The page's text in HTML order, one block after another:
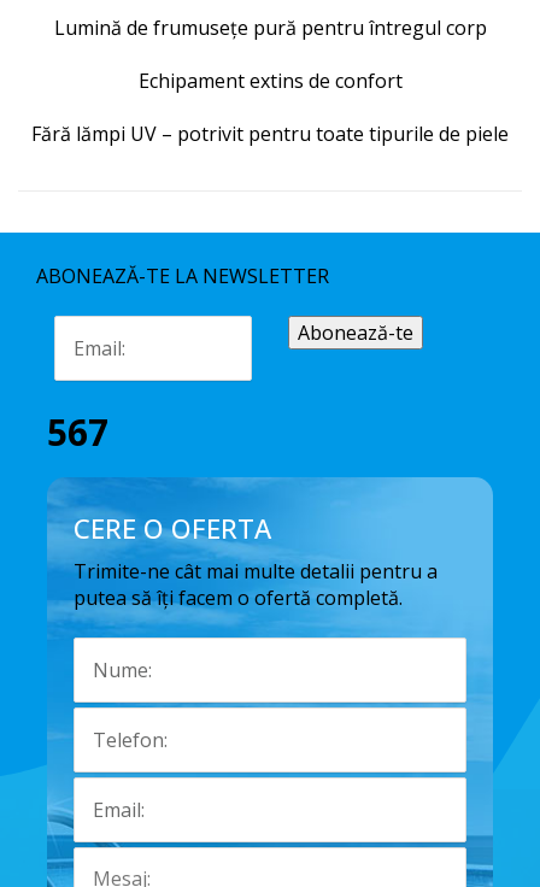
Lumină de frumusețe pură pentru întregul corp
Echipament extins de confort
Fără lămpi UV – potrivit pentru toate tipurile de piele
ABONEAZĂ-TE LA NEWSLETTER
567
CERE O OFERTA
Trimite-ne cât mai multe detalii pentru a
putea să îți facem o ofertă completă.